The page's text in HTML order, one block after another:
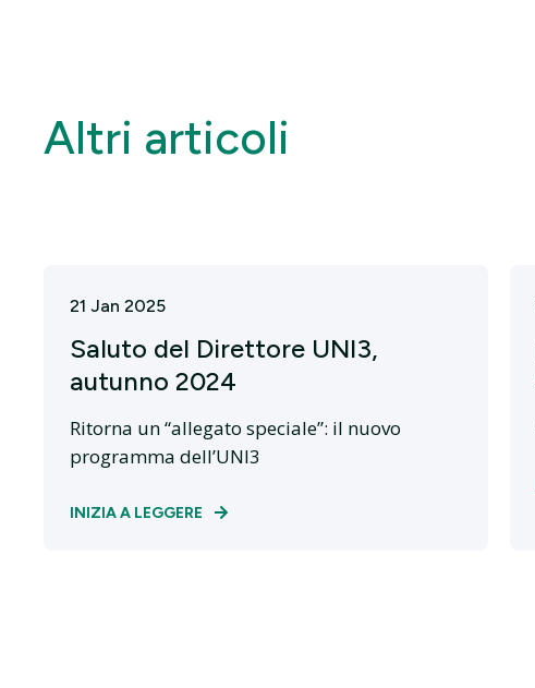
Altri articoli
21 Jan 2025
Saluto del Direttore UNI3,
autunno 2024
Ritorna un “allegato speciale”: il nuovo
programma dell’UNI3
INIZIA A LEGGERE